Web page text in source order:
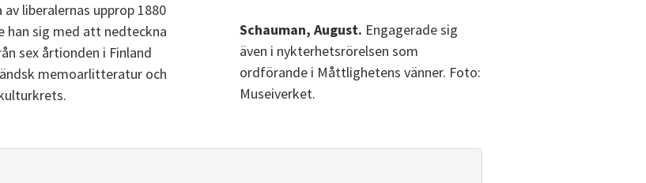
liberalernas upprop 1880
han sig med att nedteckna
sex årtionden i Finland
memoarlitteratur och
Schauman, August. Engagerade sig
även i nykterhetsrörelsen som
ordförande i Måttlighetens vänner. Foto:
Museiverket.